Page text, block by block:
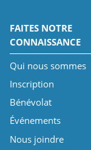
FAITES NOTRE
CONNAISSANCE
Qui nous sommes
Inscription
Bénévolat
Événements
Nous joindre